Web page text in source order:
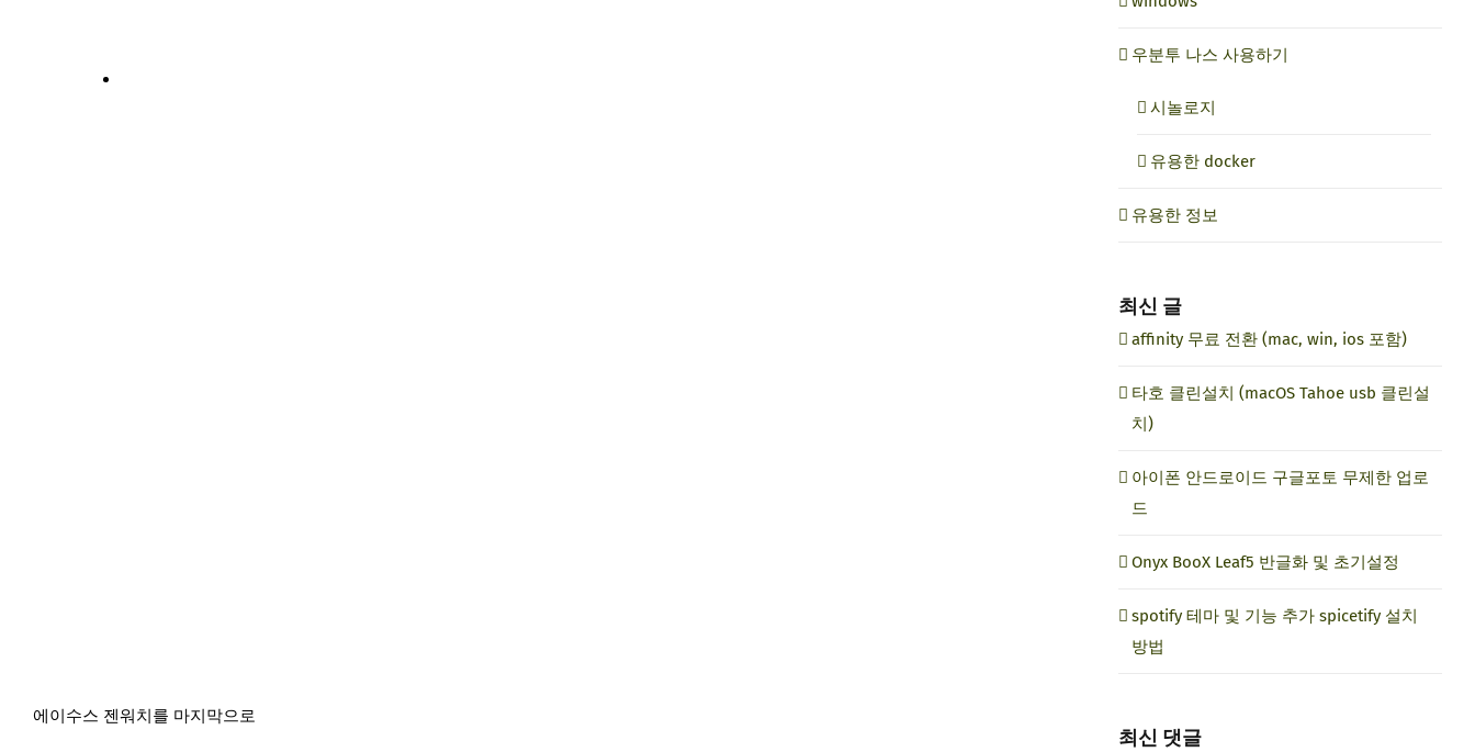
에이수스 젠워치를 마지막으로
우분투 나스 사용하기
시놀로지
유용한 docker
유용한 정보
최신 글
affinity 무료 전환 (mac, win, ios 포함)
타호 클린설치 (macOS Tahoe usb 클린설
치)
아이폰 안드로이드 구글포토 무제한 업로
드
Onyx BooX Leaf5 반글화 및 초기설정
spotify 테마 및 기능 추가 spicetify 설치
방법
최신 댓글